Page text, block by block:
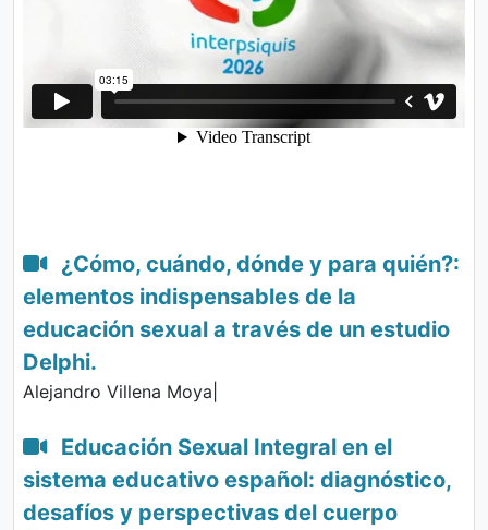
¿Cómo, cuándo, dónde y para quién?:
elementos indispensables de la
educación sexual a través de un estudio
Delphi.
Alejandro Villena Moya|
Educación Sexual Integral en el
sistema educativo español: diagnóstico,
desafíos y perspectivas del cuerpo